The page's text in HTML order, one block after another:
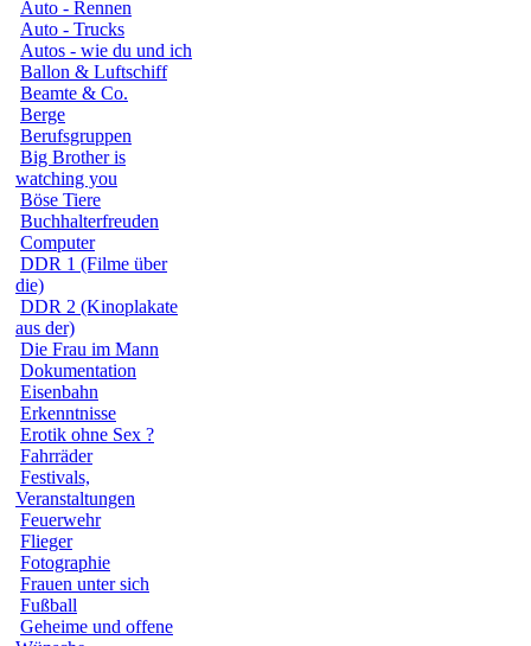
Auto - Rennen
Auto - Trucks
Autos - wie du und ich
Ballon & Luftschiff
Beamte & Co.
Berge
Berufsgruppen
Big Brother is
watching you
Böse Tiere
Buchhalterfreuden
Computer
DDR 1 (Filme über
die)
DDR 2 (Kinoplakate
aus der)
Die Frau im Mann
Dokumentation
Eisenbahn
Erkenntnisse
Erotik ohne Sex ?
Fahrräder
Festivals,
Veranstaltungen
Feuerwehr
Flieger
Fotographie
Frauen unter sich
Fußball
Geheime und offene